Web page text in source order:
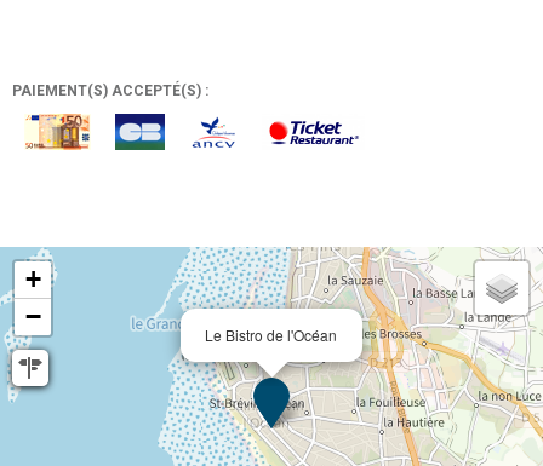
PAIEMENT(S) ACCEPTÉ(S) :
Le Bistro de l'Océan
+
−